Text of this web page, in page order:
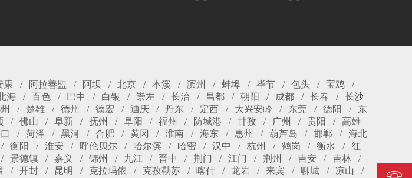
康 阿拉善盟 阿坝 北京 本溪 滨州 蚌埠 毕节 包头
宝鸡
海 百色 巴中 白银 崇左 长治 昌都 朝阳 成都 长春
长沙
楚雄 德州 德宏 迪庆 丹东 定西 大兴安岭 东莞 德阳
东
佛山 阜新 抚州 阜阳 福州 防城港 甘孜 广州 贵阳
高雄
菏泽 黑河 合肥 黄冈 淮南 海东 惠州 葫芦岛 邯郸
海北
衡阳 淮安 呼伦贝尔 哈尔滨 哈密 汉中 杭州 鹤岗 衡水
红
景德镇 嘉义 锦州 九江 晋中 荆门 江门 荆州 吉安
吉林
开封 昆明 克拉玛依 克孜勒苏 喀什 龙岩 来宾 聊城 凉山